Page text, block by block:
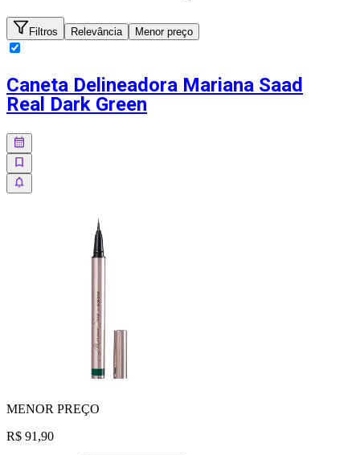
Filtros Relevância Menor preço
Caneta Delineadora Mariana Saad
Real Dark Green
MENOR PREÇO
R$ 91,90